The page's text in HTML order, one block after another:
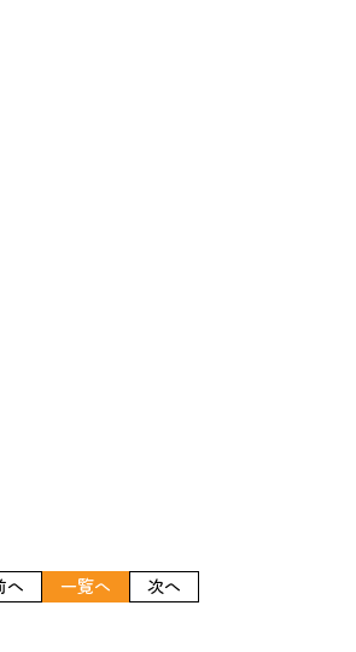
へ 一覧へ 次へ